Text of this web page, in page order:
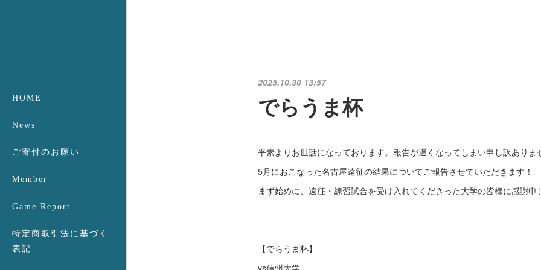
HOME
News
ご寄付のお願い
Member
Game Report
特定商取引法に基づく
表記
2025.10.30 13:57
でらうま杯
平素よりお世話になっております。報告が遅くなってしまい申し訳ありま
5月におこなった名古屋遠征の結果についてご報告させていただきます！
まず始めに、遠征・練習試合を受け入れてくださった大学の皆様に感謝申
【でらうま杯】
vs信州大学